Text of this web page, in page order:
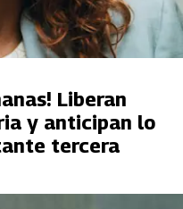
Liberan
y anticipan lo
tercera